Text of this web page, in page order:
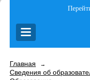
Главная →
Сведения об